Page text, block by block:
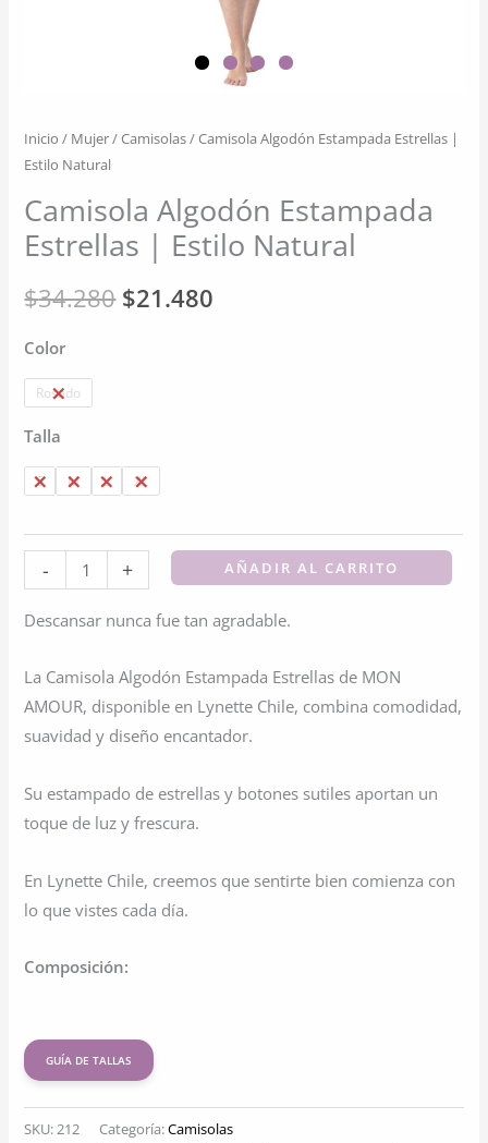
Inicio / Mujer/Camisolas/ Camisola Algodón Estampada Estrellas |
Estilo Natural
Camisola Algodón Estampada
Estrellas | Estilo Natural
$34.280 El
$34.280.
$21.480
Color
Rosado
Talla
S M L XL
-
Camisola
Algodón
Estampada
|
Estilo
Natural
+ AÑADIR AL CARRITO
Descansar nunca fue tan agradable.
La Camisola Algodón Estampada Estrellas de MON
AMOUR, disponible en Lynette Chile, combina comodidad,
suavidad y diseño encantador.
Su estampado de estrellas y botones sutiles aportan un
toque de luz y frescura.
En Lynette Chile, creemos que sentirte bien comienza con
lo que vistes cada día.
Composición:
GUÍA DE TALLAS
SKU:212 Categoría:Camisolas